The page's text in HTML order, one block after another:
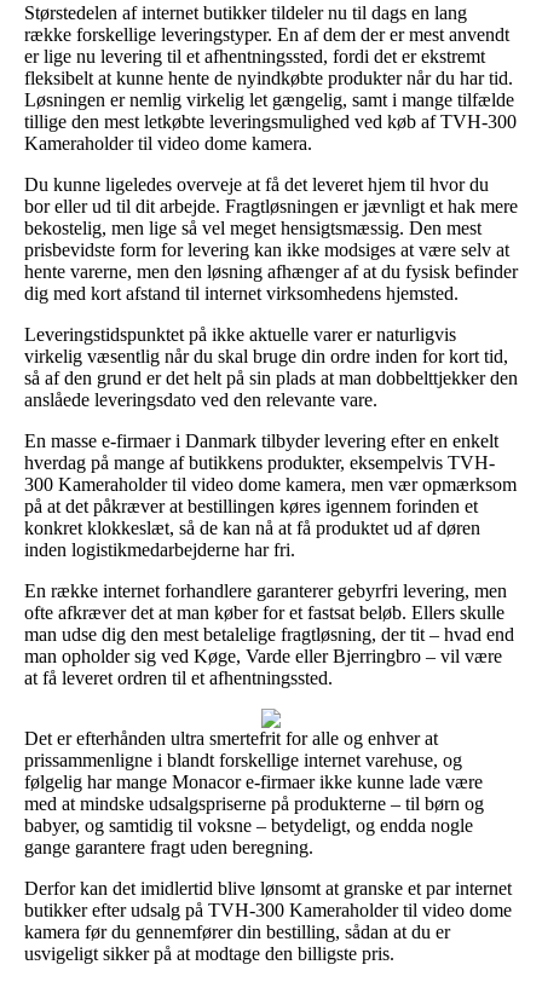
Størstedelen af internet butikker tildeler nu til dags en lang
række forskellige leveringstyper. En af dem der er mest anvendt
er lige nu levering til et afhentningssted, fordi det er ekstremt
fleksibelt at kunne hente de nyindkøbte produkter når du har tid.
Løsningen er nemlig virkelig let gængelig, samt i mange tilfælde
tillige den mest letkøbte leveringsmulighed ved køb af TVH-300
Kameraholder til video dome kamera.
Du kunne ligeledes overveje at få det leveret hjem til hvor du
bor eller ud til dit arbejde. Fragtløsningen er jævnligt et hak mere
bekostelig, men lige så vel meget hensigtsmæssig. Den mest
prisbevidste form for levering kan ikke modsiges at være selv at
hente varerne, men den løsning afhænger af at du fysisk befinder
dig med kort afstand til internet virksomhedens hjemsted.
Leveringstidspunktet på ikke aktuelle varer er naturligvis
virkelig væsentlig når du skal bruge din ordre inden for kort tid,
så af den grund er det helt på sin plads at man dobbelttjekker den
anslåede leveringsdato ved den relevante vare.
En masse e-firmaer i Danmark tilbyder levering efter en enkelt
hverdag på mange af butikkens produkter, eksempelvis TVH-
300 Kameraholder til video dome kamera, men vær opmærksom
på at det påkræver at bestillingen køres igennem forinden et
konkret klokkeslæt, så de kan nå at få produktet ud af døren
inden logistikmedarbejderne har fri.
En række internet forhandlere garanterer gebyrfri levering, men
ofte afkræver det at man køber for et fastsat beløb. Ellers skulle
man udse dig den mest betalelige fragtløsning, der tit – hvad end
man opholder sig ved Køge, Varde eller Bjerringbro – vil være
at få leveret ordren til et afhentningssted.
Det er efterhånden ultra smertefrit for alle og enhver at
prissammenligne i blandt forskellige internet varehuse, og
følgelig har mange Monacor e-firmaer ikke kunne lade være
med at mindske udsalgspriserne på produkterne – til børn og
babyer, og samtidig til voksne – betydeligt, og endda nogle
gange garantere fragt uden beregning.
Derfor kan det imidlertid blive lønsomt at granske et par internet
butikker efter udsalg på TVH-300 Kameraholder til video dome
kamera før du gennemfører din bestilling, sådan at du er
usvigeligt sikker på at modtage den billigste pris.